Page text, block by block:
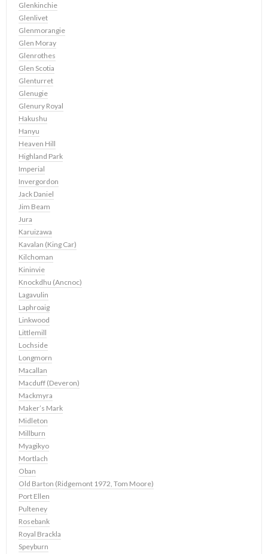
Glenkinchie
Glenlivet
Glenmorangie
Glen Moray
Glenrothes
Glen Scotia
Glenturret
Glenugie
Glenury Royal
Hakushu
Hanyu
Heaven Hill
Highland Park
Imperial
Invergordon
Jack Daniel
Jim Beam
Jura
Karuizawa
Kavalan (King Car)
Kilchoman
Kininvie
Knockdhu (Ancnoc)
Lagavulin
Laphroaig
Linkwood
Littlemill
Lochside
Longmorn
Macallan
Macduff (Deveron)
Mackmyra
Maker’s Mark
Midleton
Millburn
Myagikyo
Mortlach
Oban
Old Barton (Ridgemont 1972, Tom Moore)
Port Ellen
Pulteney
Rosebank
Royal Brackla
Speyburn